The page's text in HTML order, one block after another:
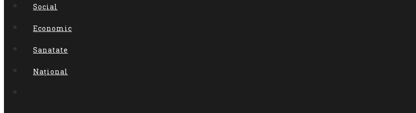
Social
Economic
Sanatate
Național